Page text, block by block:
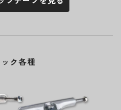
ック各種